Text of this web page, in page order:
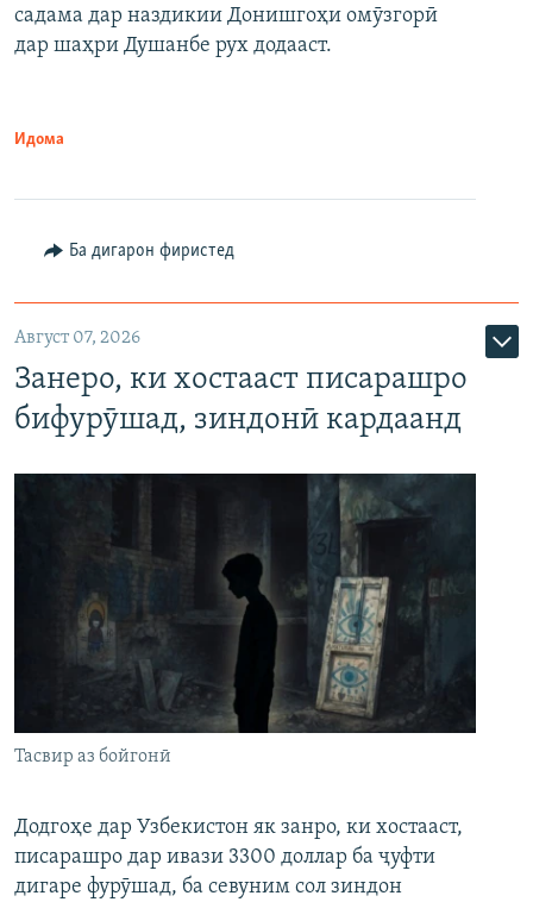
садама дар наздикии Донишгоҳи омӯзгорӣ
дар шаҳри Душанбе рух додааст.
Идома
Ба дигарон фиристед
Август 07, 2026
Занеро, ки хостааст писарашро
бифурӯшад, зиндонӣ кардаанд
Тасвир аз бойгонӣ
Додгоҳе дар Узбекистон як занро, ки хостааст,
писарашро дар ивази 3300 доллар ба ҷуфти
дигаре фурӯшад, ба севуним сол зиндон